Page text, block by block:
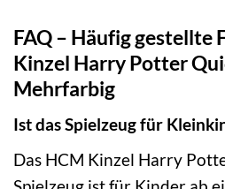
FAQ – Häufig gestellte
Kinzel Harry Potter
Mehrfarbig
Ist das Spielzeug für
Das HCM Kinzel Harry